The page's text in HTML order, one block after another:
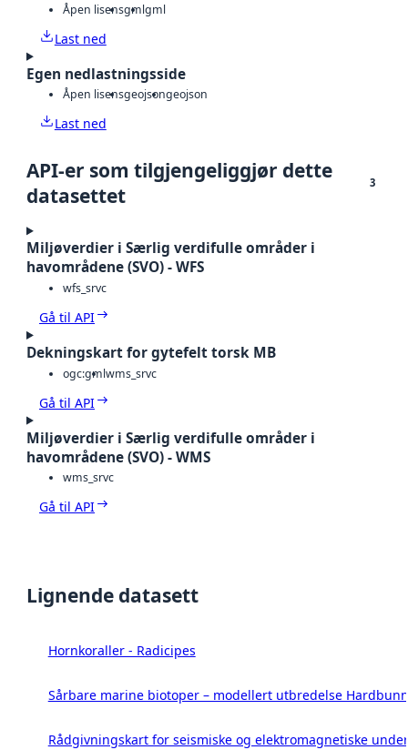
Åpen lisensgmlgml
Last ned
Egen nedlastningsside
Åpen lisensgeojsongeojson
Last ned
API-er som tilgjengeliggjør dette
datasettet
3
Miljøverdier i Særlig verdifulle områder i
havområdene (SVO) - WFS
wfs_srvc
Gå til API
Dekningskart for gytefelt torsk MB
ogc:gmlwms_srvc
Gå til API
Miljøverdier i Særlig verdifulle områder i
havområdene (SVO) - WMS
wms_srvc
Gå til API
Lignende datasett
Hornkoraller - Radicipes
Sårbare marine biotoper – modellert utbredelse
Rådgivningskart for seismiske og elektromagnetiske